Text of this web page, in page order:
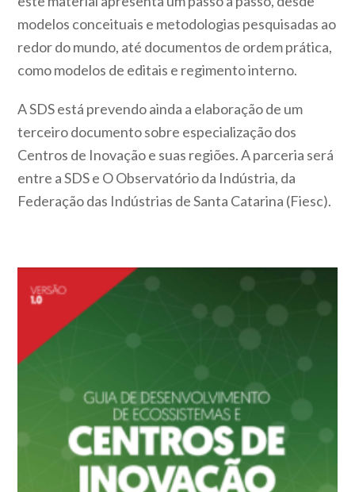
modelos conceituais e metodologias pesquisadas ao
redor do mundo, até documentos de ordem prática,
como modelos de editais e regimento interno.
A SDS está prevendo ainda a elaboração de um
terceiro documento sobre especialização dos
Centros de Inovação e suas regiões. A parceria será
entre a SDS e O Observatório da Indústria, da
Federação das Indústrias de Santa Catarina (Fiesc).